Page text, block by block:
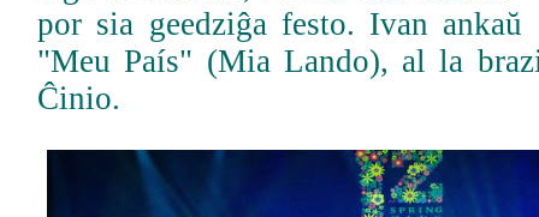
por sia geedziĝa festo. Ivan
"Meu País" (Mia Lando), al la
Ĉinio.